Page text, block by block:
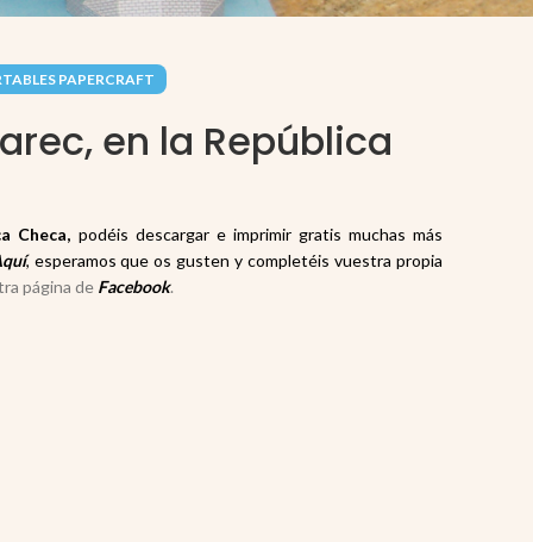
PAPERCRAFT
en la República
Checa, podéis descargar e imprimir gratis muchas más
, esperamos que os gusten y completéis vuestra propia
página de Facebook.